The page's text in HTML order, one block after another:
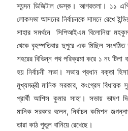
স্যন্দন ডিজিটাল ডেস্ক। আগরতলা। ১১
লোকসভা আসনের নির্বাচনকে সামনে রেখে
সাহার সমর্থনে সিপিআইএম বিলোনিয়া
থেকে বৃহস্পতিবার দুপুরে এক মিছিল সংগঠিত
শহরের বিভিন্ন পথ পরিক্রমা করে ১ নং টিলা
হয় নির্বাচনী সভা। সভায় প্রধান বক্তা
মুখ্যমন্ত্রী মানিক সরকার, কংগ্রেস বিধায়ক
প্রার্থী আশিস কুমার সাহা। সভায় ভাষণ
মানিক সরকার বলেন, নির্বাচন কমিশন
তারা কাঠ পুতুল বানিয়ে রেখেছে।